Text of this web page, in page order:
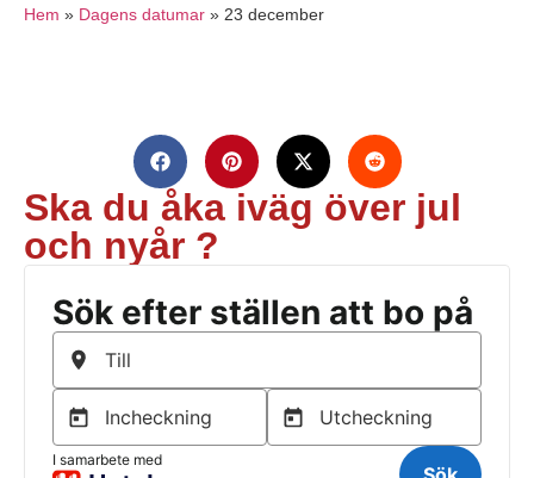
Hem » Dagens datumar » 23 december
Ska du åka iväg över jul
och nyår ?